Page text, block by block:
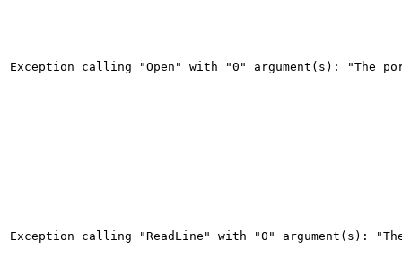
Exception calling "Open" with "0" argument(s): "The
Exception calling "ReadLine" with "0" argument(s):